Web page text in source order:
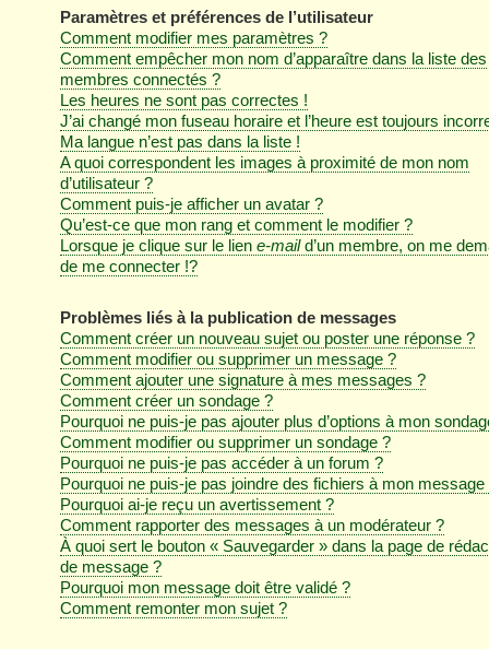
Paramètres et préférences de l’utilisateur
Comment modifier mes paramètres ?
Comment empêcher mon nom d’apparaître dans la liste des
membres connectés ?
Les heures ne sont pas correctes !
J’ai changé mon fuseau horaire et l’heure est toujours
Ma langue n’est pas dans la liste !
A quoi correspondent les images à proximité de mon nom
d’utilisateur ?
Comment puis-je afficher un avatar ?
Qu’est-ce que mon rang et comment le modifier ?
Lorsque je clique sur le lien e-maild’un membre, on me
de me connecter !?
Problèmes liés à la publication de messages
Comment créer un nouveau sujet ou poster une réponse ?
Comment modifier ou supprimer un message ?
Comment ajouter une signature à mes messages ?
Comment créer un sondage ?
Pourquoi ne puis-je pas ajouter plus d’options à mon
Comment modifier ou supprimer un sondage ?
Pourquoi ne puis-je pas accéder à un forum ?
Pourquoi ne puis-je pas joindre des fichiers à mon message
Pourquoi ai-je reçu un avertissement ?
Comment rapporter des messages à un modérateur ?
À quoi sert le bouton « Sauvegarder » dans la page de
de message ?
Pourquoi mon message doit être validé ?
Comment remonter mon sujet ?